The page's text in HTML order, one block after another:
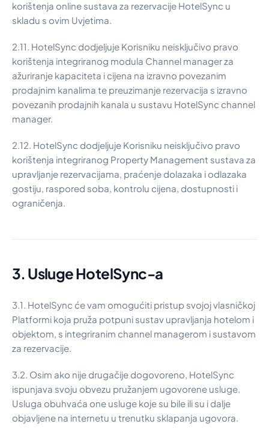
korištenja online sustava za rezervacije HotelSync u
skladu s ovim Uvjetima.
2.11. HotelSync dodjeljuje Korisniku neisključivo pravo
korištenja integriranog modula Channel manager za
ažuriranje kapaciteta i cijena na izravno povezanim
prodajnim kanalima te preuzimanje rezervacija s izravno
povezanih prodajnih kanala u sustavu HotelSync channel
manager.
2.12. HotelSync dodjeljuje Korisniku neisključivo pravo
korištenja integriranog Property Management sustava za
upravljanje rezervacijama, praćenje dolazaka i odlazaka
gostiju, raspored soba, kontrolu cijena, dostupnosti i
ograničenja.
3. Usluge HotelSync-a
3.1. HotelSync će vam omogućiti pristup svojoj vlasničkoj
Platformi koja pruža potpuni sustav upravljanja hotelom i
objektom, s integriranim channel managerom i sustavom
za rezervacije.
3.2. Osim ako nije drugačije dogovoreno, HotelSync
ispunjava svoju obvezu pružanjem ugovorene usluge.
Usluga obuhvaća one usluge koje su bile ili su i dalje
objavljene na internetu u trenutku sklapanja ugovora.